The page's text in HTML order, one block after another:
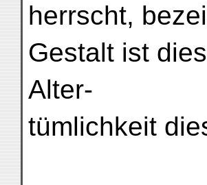
herrscht,
Gestalt ist
Alter-
tümlichkeit